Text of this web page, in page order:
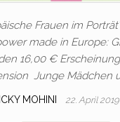
Frauen im
made in Europe:
16,00 €
Junge Mädchen
MOHINI 22. April 2019